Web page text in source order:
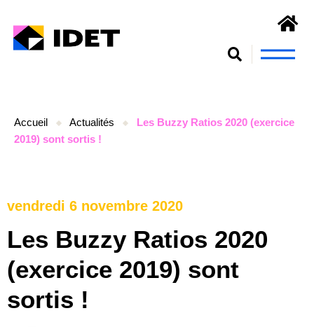
Accueil Actualités
Les Buzzy Ratios 2020 (exercice
2019) sont sortis !
vendredi 6 novembre 2020
Les Buzzy Ratios 2020
(exercice 2019) sont
sortis !